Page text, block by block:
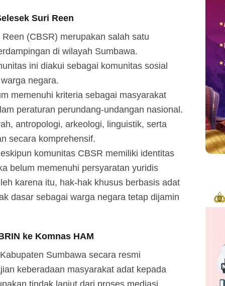
Suri Reen
(CBSR) merupakan salah satu
di wilayah Sumbawa.
ini diakui sebagai komunitas sosial
negara.
memenuhi kriteria sebagai masyarakat
peraturan perundang-undangan nasional.
antropologi, arkeologi, linguistik, serta
secara komprehensif.
komunitas CBSR memiliki identitas
belum memenuhi persyaratan yuridis
karena itu, hak-hak khusus berbasis adat
dasar sebagai warga negara tetap dijamin
ke Komnas HAM
Sumbawa secara resmi
keberadaan masyarakat adat kepada